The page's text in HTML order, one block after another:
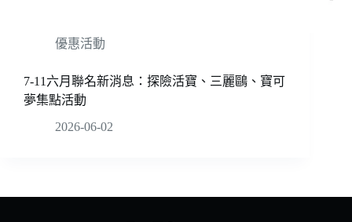
優惠活動
7-11六月聯名新消息：探險活寶、三麗鷗、寶可
夢集點活動
2026-06-02